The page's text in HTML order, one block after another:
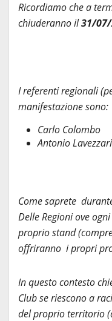
Ricordiamo che a
chiuderanno il31/
I referenti regionali
manifestazione sono:
Carlo
Antonio
Come saprete
Delle Regioni ove
proprio stand
offriranno i propri
In questo contesto
Club se riescono a
del proprio territorio